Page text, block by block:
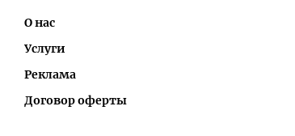
О нас
Услуги
Реклама
Договор оферты